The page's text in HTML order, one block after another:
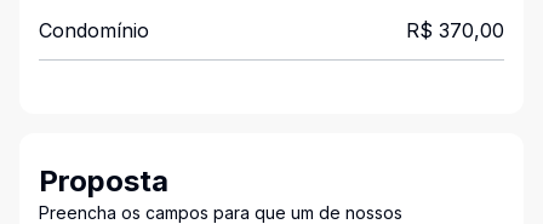
Condomínio R$ 370,00
Proposta
Preencha os campos para que um de nossos